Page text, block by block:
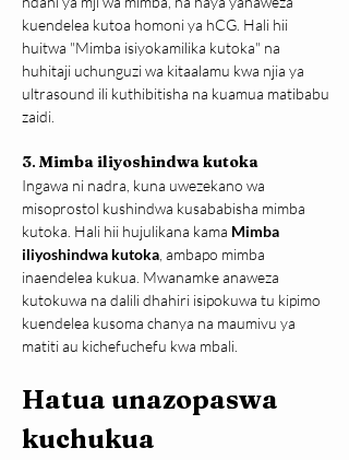
kuendelea kutoa homoni ya hCG. Hali hii
huitwa "Mimba isiyokamilika kutoka" na
huhitaji uchunguzi wa kitaalamu kwa njia ya
ultrasound ili kuthibitisha na kuamua matibabu
zaidi.
3. Mimba iliyoshindwa kutoka
Ingawa ni nadra, kuna uwezekano wa
misoprostol kushindwa kusababisha mimba
kutoka. Hali hii hujulikana kama Mimba
iliyoshindwa kutoka , ambapo mimba
inaendelea kukua. Mwanamke anaweza
kutokuwa na dalili dhahiri isipokuwa tu kipimo
kuendelea kusoma chanya na maumivu ya
matiti au kichefuchefu kwa mbali.
Hatua unazopaswa
kuchukua